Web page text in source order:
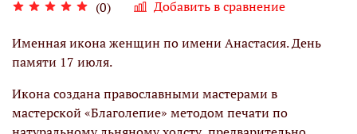
(0) Добавить в сравнение
Именная икона женщин по имени Анастасия. День
памяти 17 июля.
Икона создана православными мастерами в
мастерской «Благолепие» методом печати по